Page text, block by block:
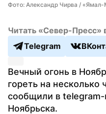
Фото: Александр Чирва /
Читать «Север-Пресс»
Telegram
Вечный огонь в
гореть на несколько
сообщили в
Ноябрьска.